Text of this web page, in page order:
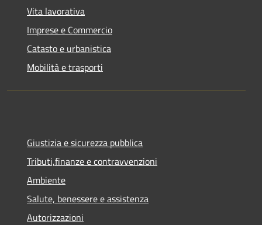
Vita lavorativa
Imprese e Commercio
Catasto e urbanistica
Mobilità e trasporti
Giustizia e sicurezza pubblica
Tributi,finanze e contravvenzioni
Ambiente
Salute, benessere e assistenza
Autorizzazioni